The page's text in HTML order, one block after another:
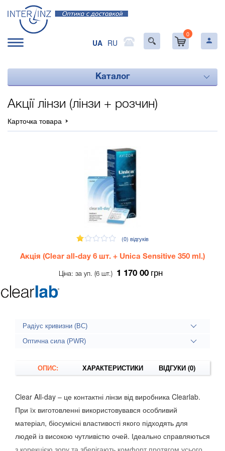
UA RU
0
Каталог
Акції лінзи (лінзи + розчин)
Карточка товара
(0) відгуків
Акція (Clear all-day 6 шт. + Unica Sensitive 350 ml.)
Ціна: за уп. (6 шт.) 1 170 00 грн
Радіус кривизни (BC)
Оптична сила (PWR)
ОПИС: ХАРАКТЕРИСТИКИ ВІДГУКИ (0)
Clear All-day – це контактні лінзи від виробника Clearlab.
При їх виготовленні використовувався особливий
матеріал, біосумісні властивості якого підходять для
людей із високою чутливістю очей. Ідеально справляються
з корекцією зору та зберігають комфорт протягом усього